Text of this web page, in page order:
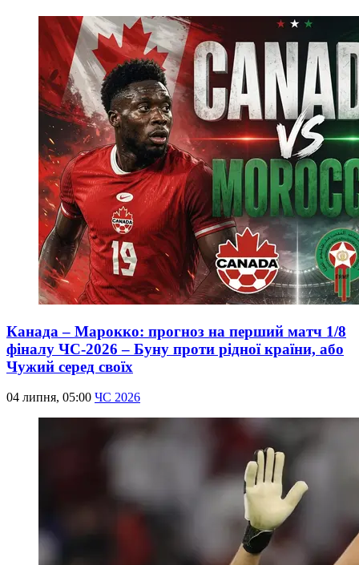
Канада – Марокко: прогноз на перший матч 1/8
фіналу ЧС-2026 – Буну проти рідної країни, або
Чужий серед своїх
04 липня, 05:00 ЧС 2026